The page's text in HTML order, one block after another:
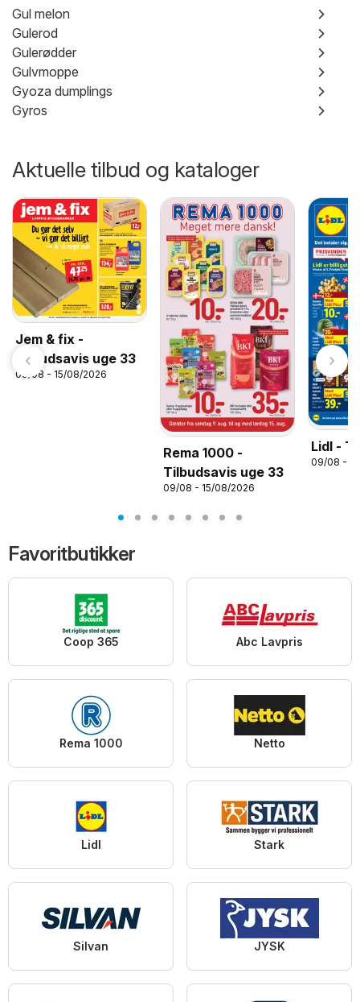
Gul melon
Gulerod
Gulerødder
Gulvmoppe
Gyoza dumplings
Gyros
Aktuelle tilbud og kataloger
Jem & fix -
Tilbudsavis uge 33
09/08 - 15/08/2026
Rema 1000 -
Tilbudsavis uge 33
09/08 - 15/08/2026
Lidl -
09/08 -
Favoritbutikker
Coop 365 Abc Lavpris
Rema 1000 Netto
Lidl Stark
Silvan JYSK